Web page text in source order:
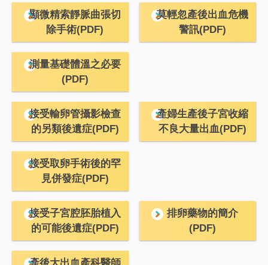
顯微精索靜脈曲張切
除手術(PDF)
莫輕忽產後出血危機
警訊(PDF)
測量基礎體溫之必要
(PDF)
接受輸卵管攝影檢查
的另類後遺症(PDF)
產婦生產後子宮收縮
不良大量出血(PDF)
接受取卵手術後的罕
見併發症(PDF)
接受子宮腔胚胎植入
的可能後遺症(PDF)
排卵藥物的簡介
(PDF)
產後大出血產科醫師